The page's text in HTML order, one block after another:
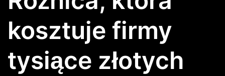
kosztuje firmy
tysiące złotych